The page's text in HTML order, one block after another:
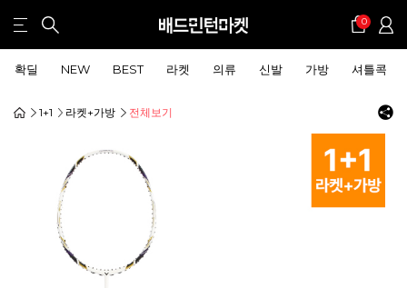
0
확딜 NEW BEST 라켓 의류 신발 가방 셔틀콕
1+1 라켓+가방 전체보기